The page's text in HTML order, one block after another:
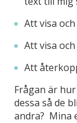
Att visa
Att visa
Att
Frågan är
dessa så de
andra? Mina